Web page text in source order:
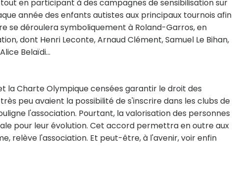
en participant à des campagnes de sensibilisation sur
année des enfants autistes aux principaux tournois afin
se déroulera symboliquement à Roland-Garros, en
dont Henri Leconte, Arnaud Clément, Samuel Le Bihan,
Belaïdi...
la Charte Olympique censées garantir le droit des
peu avaient la possibilité de s'inscrire dans les clubs de
l'association. Pourtant, la valorisation des personnes
pour leur évolution. Cet accord permettra en outre aux
relève l'association. Et peut-être, à l'avenir, voir enfin